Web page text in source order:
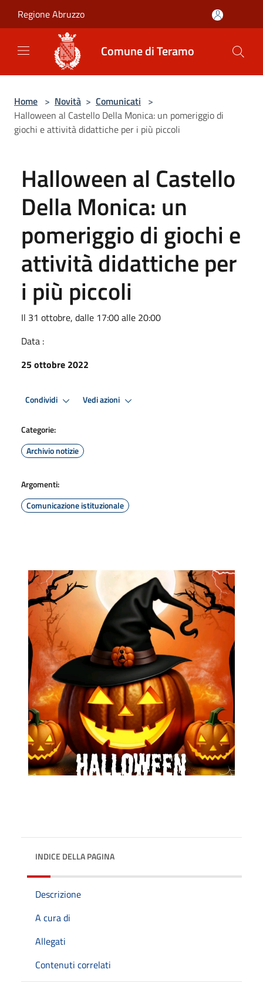
Regione Abruzzo
Comune di Teramo
Home > Novità > Comunicati >
Halloween al Castello Della Monica: un pomeriggio di
giochi e attività didattiche per i più piccoli
Halloween al Castello
Della Monica: un
pomeriggio di giochi e
attività didattiche per
i più piccoli
Il 31 ottobre, dalle 17:00 alle 20:00
Data :
25 ottobre 2022
Condividi Vedi azioni
Categorie:
Archivio notizie
Argomenti:
Comunicazione istituzionale
INDICE DELLA PAGINA
Descrizione
A cura di
Allegati
Contenuti correlati